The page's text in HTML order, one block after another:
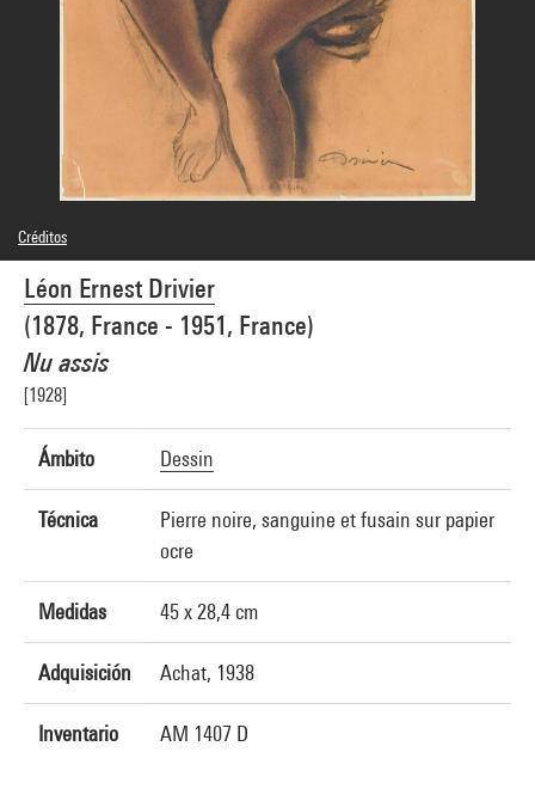
Léon Ernest Drivier
(1878, France - 1951, France)
Nu assis
[1928]
Ámbito Dessin
Técnica
Pierre noire, sanguine et fusain sur papier
ocre
Medidas 45 x 28,4 cm
Adquisición Achat, 1938
Inventario AM 1407 D
Créditos
Domaine public
Créditos fotográficos : Centre Pompidou, MNAM-CCI/Georges Meguerditchian/Dist.
GrandPalaisRmn
Referencia de la imagen : 4N68193
Difusión de la imagen :